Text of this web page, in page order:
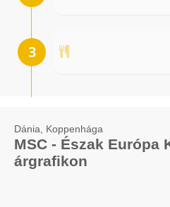
Dánia, Koppenhága
MSC - Észak Európa
árgrafikon